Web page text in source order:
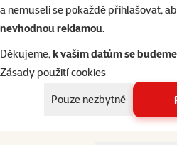
a nemuseli se pokaždé přihlašovat,
nevhodnou reklamou.
Děkujeme,k vašim datům se
Zásady použití cookies
Pouze nezbytné
Cena
od 1 139 Kč
Skladem